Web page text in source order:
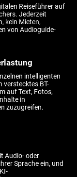
Reiseführer auf
Jederzeit
kein Mieten,
von Audioguide-
intelligenten
verstecktes BT-
auf Text, Fotos,
in
zuzugreifen.
Audio- oder
Sprache ein, und